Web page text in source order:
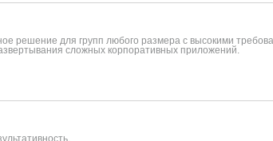
решение для групп любого размера с высокими
сложных корпоративных приложений.